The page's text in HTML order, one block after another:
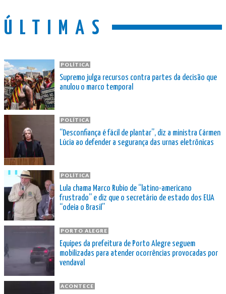
ÚLTIMAS
POLÍTICA
Supremo julga recursos contra partes da decisão que
anulou o marco temporal
POLÍTICA
“Desconfiança é fácil de plantar”, diz a ministra Cármen
Lúcia ao defender a segurança das urnas eletrônicas
POLÍTICA
Lula chama Marco Rubio de “latino-americano
frustrado” e diz que o secretário de estado dos EUA
“odeia o Brasil”
PORTO ALEGRE
Equipes da prefeitura de Porto Alegre seguem
mobilizadas para atender ocorrências provocadas por
vendaval
ACONTECE